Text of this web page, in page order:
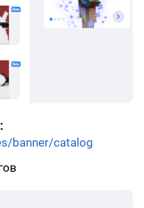
banner/catalog